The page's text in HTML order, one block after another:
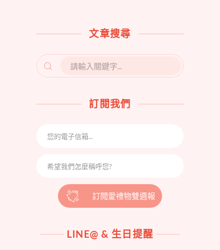
文章搜尋
SEARCH
FOR:
訂閱我們
訂閱愛禮物雙週報
LINE@ & 生日提醒